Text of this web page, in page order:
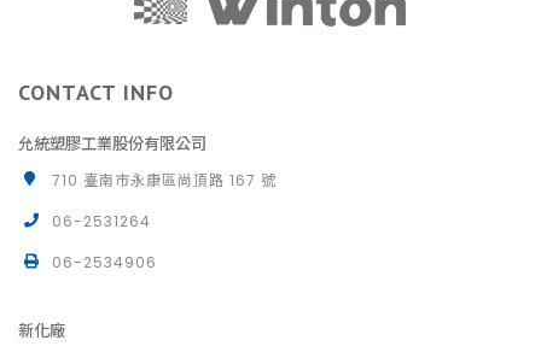
CONTACT INFO
允統塑膠工業股份有限公司
710 臺南市永康區尚頂路 167 號
06-2531264
06-2534906
新化廠